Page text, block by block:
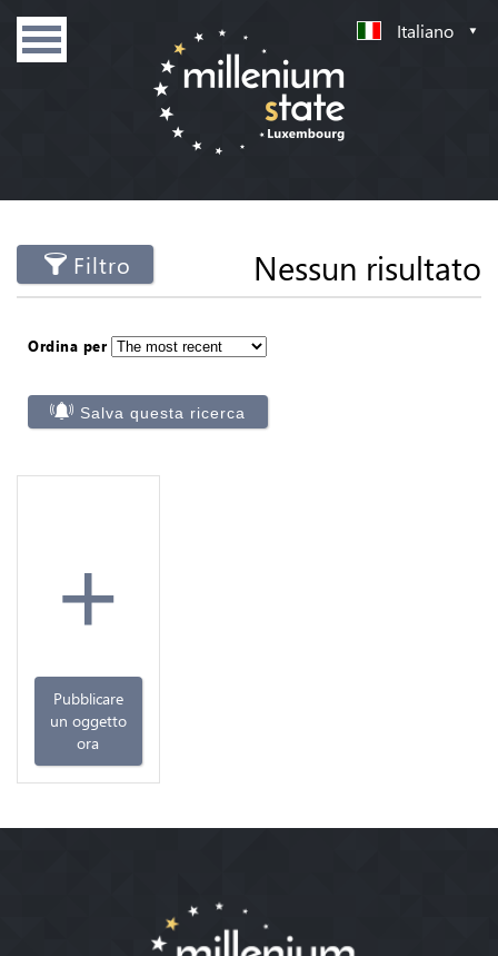
Italiano
Filtro Nessun risultato
Ordina per
Salva questa ricerca
+
Pubblicare
un oggetto
ora